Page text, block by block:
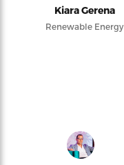
Kiara Gerena
Renewable Energy